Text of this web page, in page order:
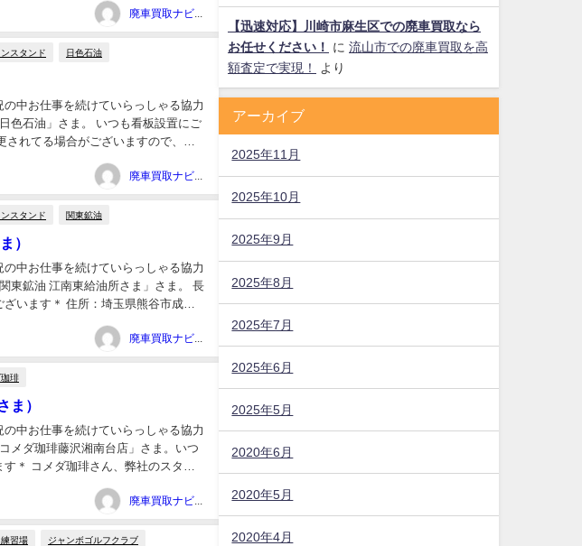
スタンド 日色石油
中お仕事を続けていらっしゃる協力
色石油」さま。 いつも看板設置にご
れてる場合がございますので、お
スタンド 関東鉱油
）
中お仕事を続けていらっしゃる協力
東鉱油 江南東給油所さま」さま。 長
います＊ 住所：埼玉県熊谷市成沢
琲
ま）
中お仕事を続けていらっしゃる協力
メダ珈琲藤沢湘南台店」さま。いつ
＊ コメダ珈琲さん、弊社のスタッ
習場 ジャンボゴルフクラブ
【迅速対応】川崎市麻生区での廃車買取なら
お任せください！
に 流山市での廃車買取を高
額査定で実現！
より
アーカイブ
2025年11月
2025年10月
2025年9月
2025年8月
2025年7月
2025年6月
2025年5月
2020年6月
2020年5月
2020年4月